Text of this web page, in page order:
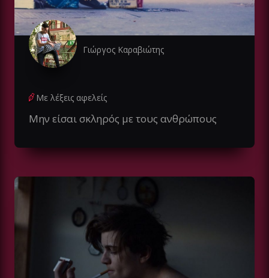
Γιώργος Καραβιώτης
Με λέξεις αφελείς
Μην είσαι σκληρός με τους ανθρώπους